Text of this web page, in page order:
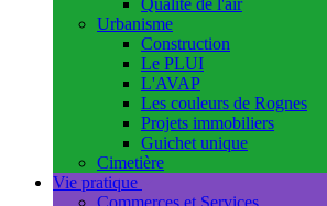
Qualité de l'air
Urbanisme
Construction
Le PLUI
L'AVAP
Les couleurs de Rognes
Projets immobiliers
Guichet unique
Cimetière
Vie pratique
Commerces et Services